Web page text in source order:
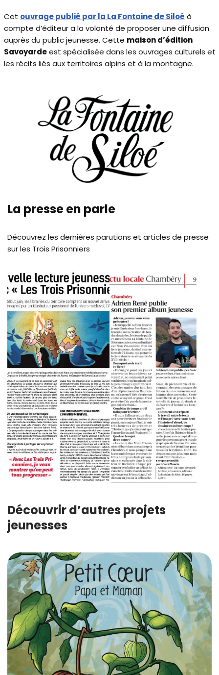
Cet ouvrage publié par la La Fontaine de Siloé à
compte d’éditeur a la volonté de proposer une diffusion
auprès du public jeunesse. Cette maison d’édition
Savoyardeest spécialisée dans les ouvrages culturels et
les récits liés aux territoires alpins et à la montagne.
La presse en parle
Découvrez les dernières parutions et articles de presse
sur les Trois Prisonniers
Découvrir d’autres projets
jeunesses